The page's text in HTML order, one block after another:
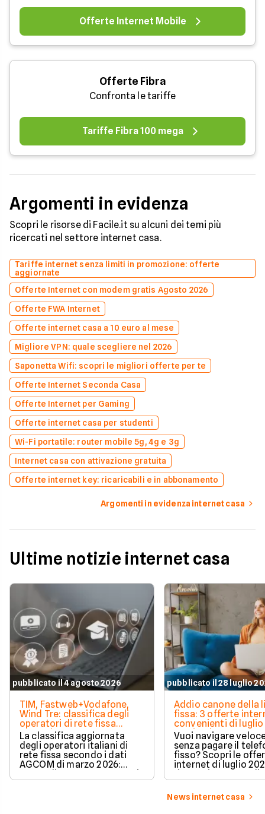
Offerte Internet Mobile
Offerte Fibra
Confronta le tariffe
Tariffe Fibra 100 mega
Argomenti in evidenza
Scopri le risorse di Facile.it su alcuni dei temi più
ricercati nel settore internet casa.
Tariffe internet senza limiti in promozione: offerte
aggiornate
Offerte Internet con modem gratis Agosto 2026
Offerte FWA Internet
Offerte internet casa a 10 euro al mese
Migliore VPN: quale scegliere nel 2026
Saponetta Wifi: scopri le migliori offerte per te
Offerte Internet Seconda Casa
Offerte Internet per Gaming
Offerte internet casa per studenti
Wi-Fi portatile: router mobile 5g, 4g e 3g
Internet casa con attivazione gratuita
Offerte internet key: ricaricabili e in abbonamento
Argomenti in evidenza internet casa
Ultime notizie internet casa
pubblicato il 4 agosto 2026
TIM, Fastweb+Vodafone,
Wind Tre: classifica degli
operatori di rete fissa
secondo AGCOM
La classifica aggiornata
degli operatori italiani di
rete fissa secondo i dati
AGCOM di marzo 2026:
quote di mercato, sorpassi
e new entry.
pubblicato il 28 luglio
Addio canone della
fissa: 3 offerte
convenienti di luglio
partire da 19,95€
Vuoi navigare
senza pagare il
fisso? Scopri le
internet di luglio
risparmiare e
tariffa perfetta per
News internet casa